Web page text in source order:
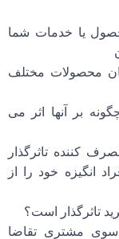
یا خدمات شما
محصولات مختلف
بر آنها اثر می
کننده تاثرگذار
انگیزه خود را از
تاثرگذار است؟
سوی مشتری تقاضا